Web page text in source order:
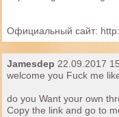
Официальный сайт:
Jamesdep 22.09.2017
welcome you Fuck me
do you Want your own
Copy the link and go to